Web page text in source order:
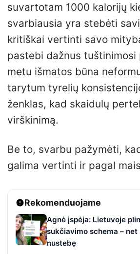
suvartotam 1000 kalorijų
svarbiausia yra stebėti
kritiškai vertinti savo
pastebi dažnus tuštinimosi
metu išmatos būna
tarytum tyrelių
ženklas, kad skaidulų
virškinimą.
Be to, svarbu pažymėti,
galima vertinti ir pagal
Rekomenduojame
Agnė įspėja: Lietuvoje
sukčiavimo schema –
nustebę